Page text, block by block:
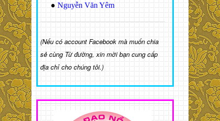
● Nguyễn Văn Yêm
(Nếu có account Facebook mà muốn chia
sẻ cùng Từ đường, xin mời bạn cung cấp
địa chỉ cho chúng tôi.)